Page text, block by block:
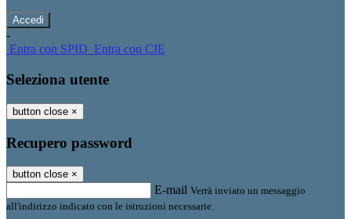
-
Entra con SPID Entra con CIE
Seleziona utente
button close ×
Recupero password
button close ×
E-mail Verrà inviato un messaggio
all'indirizzo indicato con le istruzioni necessarie.